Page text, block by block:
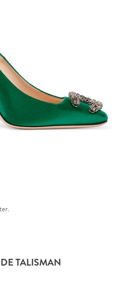
TALISMAN